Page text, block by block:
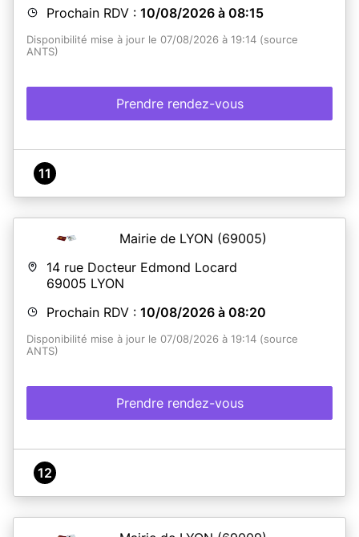
Prochain RDV : 10/08/2026 à 08:15
Disponibilité mise à jour le 07/08/2026 à 19:14 (source
ANTS)
Prendre rendez-vous
11
Mairie de LYON (69005)
14 rue Docteur Edmond Locard
69005 LYON
Prochain RDV : 10/08/2026 à 08:20
Disponibilité mise à jour le 07/08/2026 à 19:14 (source
ANTS)
Prendre rendez-vous
12